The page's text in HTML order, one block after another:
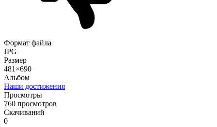
Формат файла
JPG
Размер
481×690
Альбом
Наши достижения
Просмотры
760 просмотров
Скачиваний
0